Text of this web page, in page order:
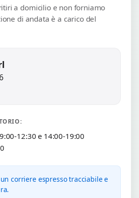
a domicilio e non forniamo
di andata è a carico del
12:30 e 14:00-19:00
corriere espresso tracciabile e